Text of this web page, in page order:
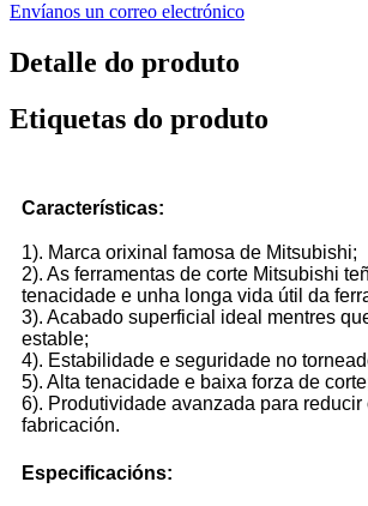
Envíanos un correo electrónico
Detalle do produto
Etiquetas do produto
Características:
1). Marca orixinal famosa de Mitsubishi;
2). As ferramentas de corte Mitsubishi
tenacidade e unha longa vida útil da
3). Acabado superficial ideal mentres
estable;
4). Estabilidade e seguridade no
5). Alta tenacidade e baixa forza de
6). Produtividade avanzada para reducir
fabricación.
Especificacións: